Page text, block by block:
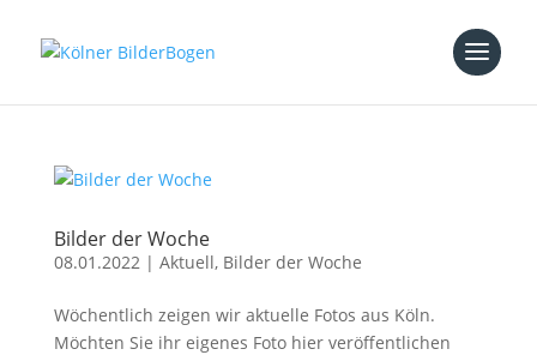
Bilder der Woche
08.01.2022| Aktuell, Bilder der Woche
Wöchentlich zeigen wir aktuelle Fotos aus Köln.
Möchten Sie ihr eigenes Foto hier veröffentlichen